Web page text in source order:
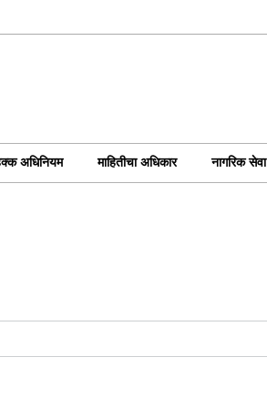
अधिनियम माहितीचा अधिकार नागरिक सेवा